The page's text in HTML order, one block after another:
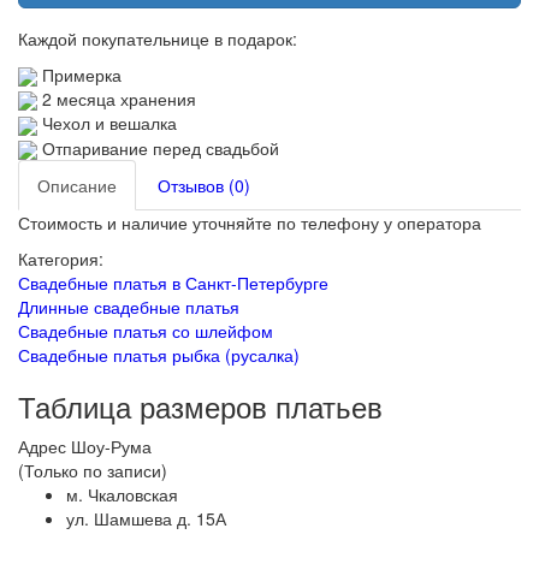
Каждой покупательнице в подарок:
Примерка
2 месяца хранения
Чехол и вешалка
Отпаривание перед свадьбой
Описание
Отзывов (0)
Стоимость и наличие уточняйте по телефону у оператора
Категория:
Свадебные платья в Санкт-Петербурге
Длинные свадебные платья
Свадебные платья со шлейфом
Свадебные платья рыбка (русалка)
Таблица размеров платьев
Адрес Шоу-Рума
(Только по записи)
м. Чкаловская
ул. Шамшева д. 15А